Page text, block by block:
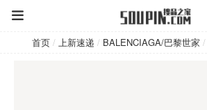
首页 / 上新速递 / BALENCIAGA/巴黎世家 /
BALENCIAGA/巴黎世家